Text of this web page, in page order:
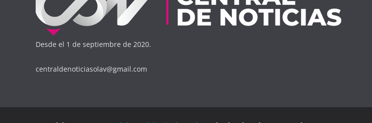
Desde el 1 de septiembre de 2020.
centraldenoticiasolav@gmail.com